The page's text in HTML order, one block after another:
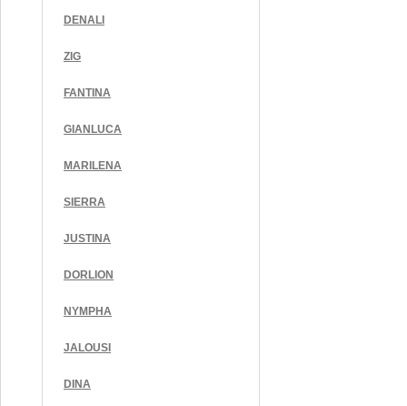
DENALI
ZIG
FANTINA
GIANLUCA
MARILENA
SIERRA
JUSTINA
DORLION
NYMPHA
JALOUSI
DINA